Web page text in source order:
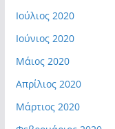
Ιούλιος 2020
Ιούνιος 2020
Μάιος 2020
Απρίλιος 2020
Μάρτιος 2020